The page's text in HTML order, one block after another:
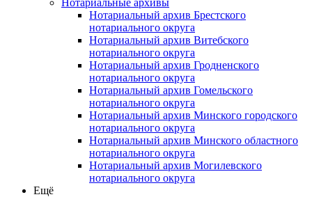
Нотариальный архив Брестского
нотариального округа
Нотариальный архив Витебского
нотариального округа
Нотариальный архив Гродненского
нотариального округа
Нотариальный архив Гомельского
нотариального округа
Нотариальный архив Минского городского
нотариального округа
Нотариальный архив Минского областного
нотариального округа
Нотариальный архив Могилевского
нотариального округа
Ещё